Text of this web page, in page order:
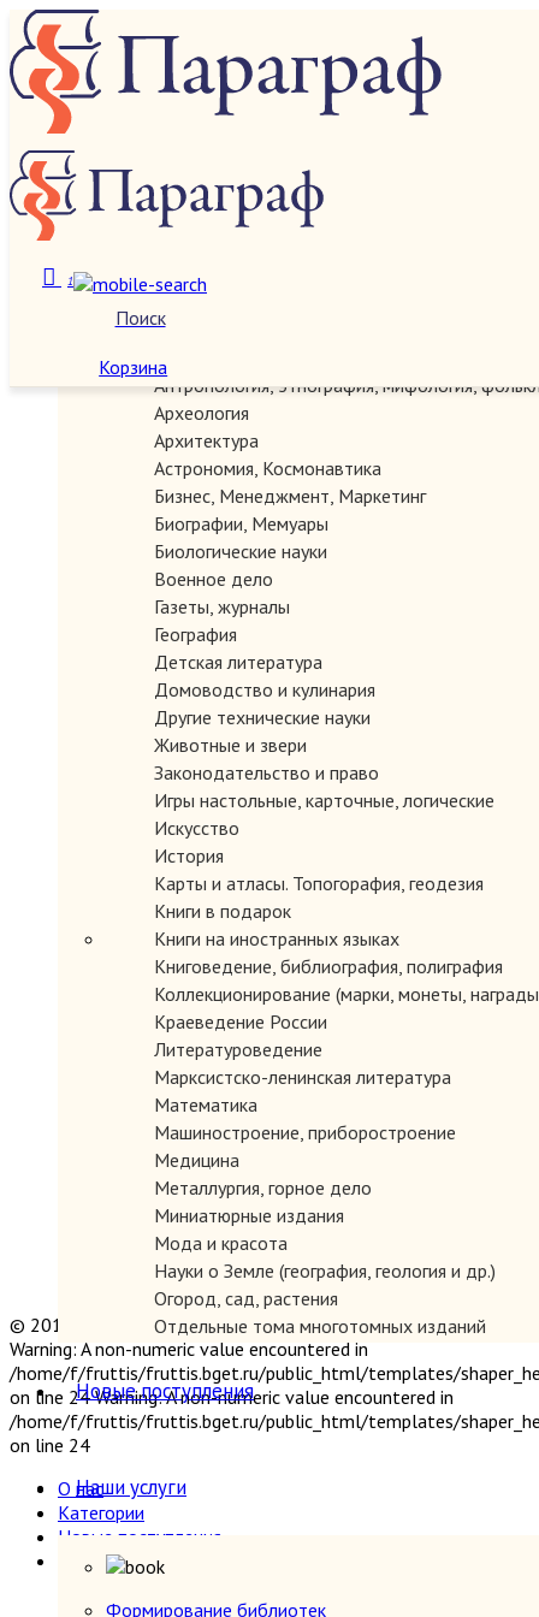
Поиск
1
Корзина
О нас
Категории
Автографы, документы, рукописи
Антропология, этнография, мифология,
Археология
Архитектура
Астрономия, Космонавтика
Бизнес, Менеджмент, Маркетинг
Биографии, Мемуары
Биологические науки
Военное дело
Газеты, журналы
География
Детская литература
Домоводство и кулинария
Другие технические науки
Животные и звери
Законодательство и право
Игры настольные, карточные, логические
Искусство
История
Карты и атласы. Топогорафия, геодезия
Книги в подарок
Книги на иностранных языках
Книговедение, библиография, полиграфия
Коллекционирование (марки, монеты,
Краеведение России
Литературоведение
Марксистско-ленинская литература
Математика
Машиностроение, приборостроение
Медицина
Металлургия, горное дело
Миниатюрные издания
Мода и красота
Науки о Земле (география, геология и др.)
Огород, сад, растения
Отдельные тома многотомных изданий
Открытки
Охота и рыбалка
Педагогика
Политология, геополитика, дипломатия
Промышленность, производство
Религия
Сатира и юмор
Новые поступления
Наши услуги
Формирование библиотек
© 2019 "Параграф" Покупка и продажа антикварных книг
Warning: A non-numeric value encountered in
/home/f/fruttis/fruttis.bget.ru/public_html/templates/
on line 24 Warning: A non-numeric value encountered in
/home/f/fruttis/fruttis.bget.ru/public_html/templates/
on line 24
О нас
Категории
Новые поступления
Наши услуги
Прием книг